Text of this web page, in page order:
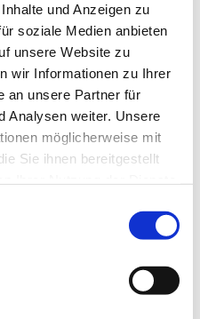
und Anzeigen zu
soziale Medien anbieten
unsere Website zu
wir Informationen zu Ihrer
an unsere Partner für
Analysen weiter. Unsere
möglicherweise mit
Sie ihnen bereitgestellt